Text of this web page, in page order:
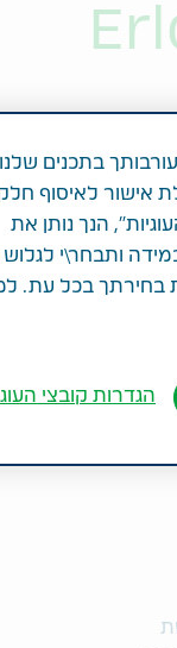
בתכנים שלנו
אישור לאיסוף
הנך נותן את
ותבחר\י
בחירתך בכל עת.
הגדרות קובצי